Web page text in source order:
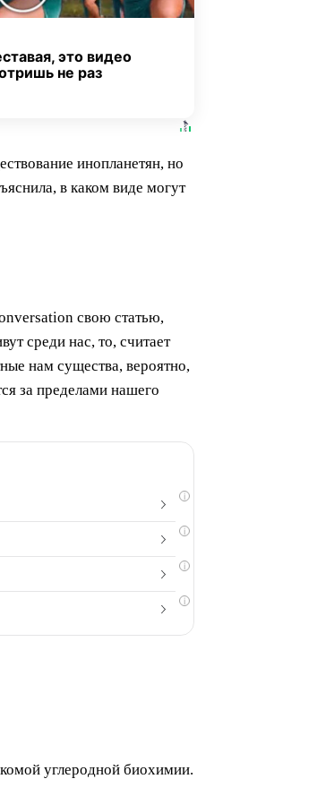
это видео
не раз
инопланетян, но
в каком виде могут
свою статью,
среди нас, то, считает
нам существа, вероятно,
за пределами нашего
i
i
i
i
углеродной биохимии.